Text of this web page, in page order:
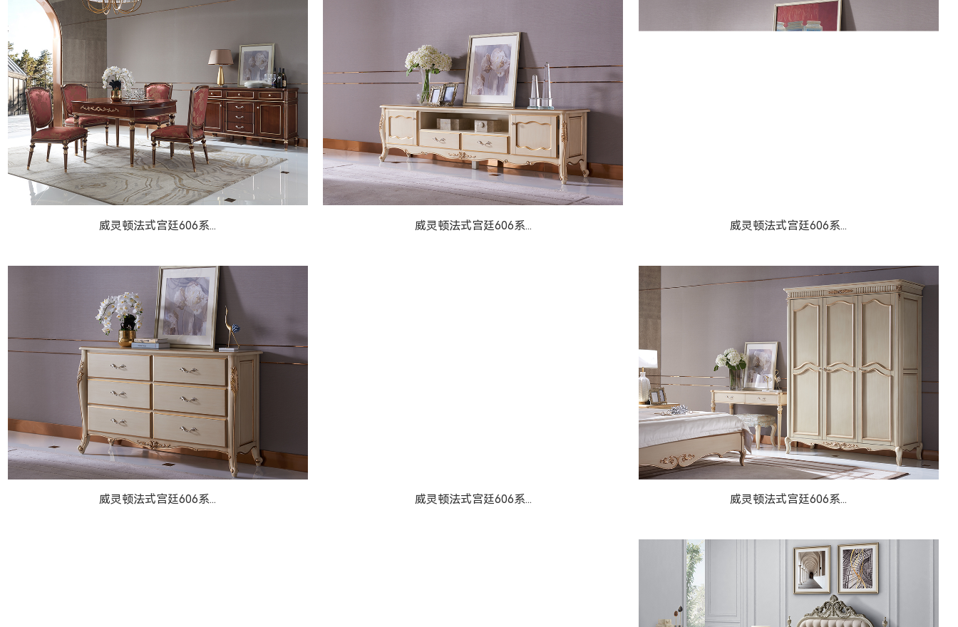
威灵顿606系列-沙发 威灵顿606系列-沙发
威灵顿法式宫廷606系...
威灵顿法式宫廷606系...
威灵顿法式宫廷606系... 威灵顿法式宫廷606系...
威灵顿法式宫廷606系...
威灵顿法式宫廷606系...
威灵顿法式宫廷606系... 威灵顿法式宫廷606系...